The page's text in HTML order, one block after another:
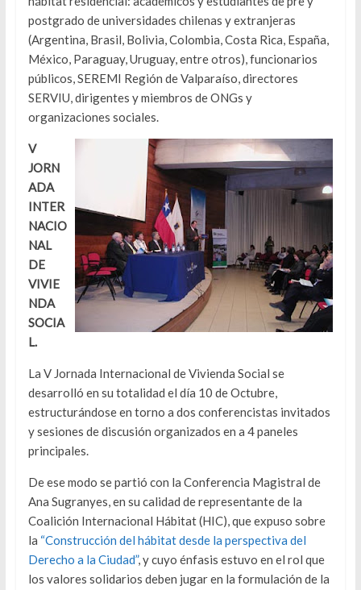
postgrado de universidades chilenas y extranjeras
(Argentina, Brasil, Bolivia, Colombia, Costa Rica, España,
México, Paraguay, Uruguay, entre otros), funcionarios
públicos, SEREMI Región de Valparaíso, directores
SERVIU, dirigentes y miembros de ONGs y
organizaciones sociales.
V
JORN
ADA
INTER
NACIO
NAL
DE
VIVIE
NDA
SOCIA
L.
La V Jornada Internacional de Vivienda Social se
desarrolló en su totalidad el día 10 de Octubre,
estructurándose en torno a dos conferencistas invitados
y sesiones de discusión organizados en a 4 paneles
principales.
De ese modo se partió con la Conferencia Magistral de
Ana Sugranyes, en su calidad de representante de la
Coalición Internacional Hábitat (HIC), que expuso sobre
la “Construcción del hábitat desde la perspectiva del
Derecho a la Ciudad”, y cuyo énfasis estuvo en el rol que
los valores solidarios deben jugar en la formulación de la